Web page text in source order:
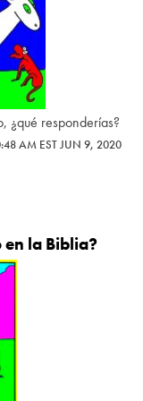
¿qué responderías?
AM EST JUN 9, 2020
en la Biblia?